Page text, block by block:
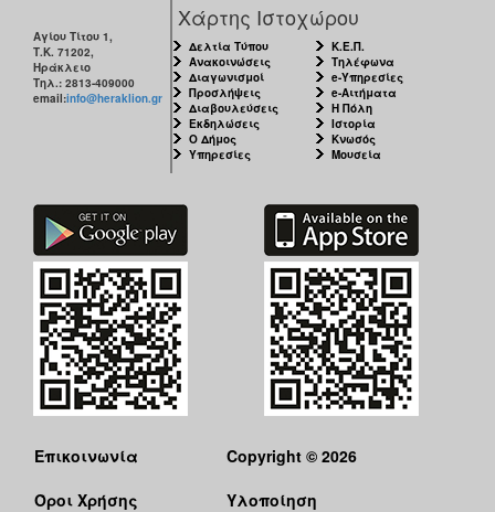
Αγίου Τίτου 1,
Τ.Κ. 71202,
Ηράκλειο
Τηλ.: 2813-409000
email:info@heraklion.gr
Χάρτης Ιστοχώρου
Δελτία Τύπου
Ανακοινώσεις
Διαγωνισμοί
Προσλήψεις
Διαβουλεύσεις
Εκδηλώσεις
Ο Δήμος
Υπηρεσίες
Κ.Ε.Π.
Τηλέφωνα
e-Υπηρεσίες
e-Αιτήματα
Η Πόλη
Ιστορία
Κνωσός
Μουσεία
Επικοινωνία
Όροι Χρήσης
Copyright © 2026
Υλοποίηση